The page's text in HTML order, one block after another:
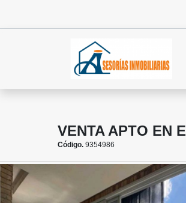
VENTA APTO EN
Código. 9354986